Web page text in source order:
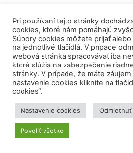
Hrať by sa mali
Sandseterová často
mal jej syn štyri alebo päť
vyliezť na veľkú borovicu
ale príliš sa bál vyjsť až na
na tom tri roky, až jedného
vrchole a bol na seba
vedkyňa.
Veľa dospelých prestalo
Pri používaní tejto stránky
cookies, ktoré nám pomáhajú
Súbory cookies môžete prijať
na jednotlivé tlačidlá. V prípade
webová stránka spracovávať iba
ktoré slúžia na zabezpečenie
stránky. V prípade, že máte
nastavenie cookies kliknite na
cookies“.
Nastavenie cookies
Povoliť všetko